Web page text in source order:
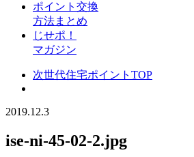
ポイント交換
方法まとめ
じせポ！
マガジン
次世代住宅ポイントTOP
2019.12.3
ise-ni-45-02-2.jpg